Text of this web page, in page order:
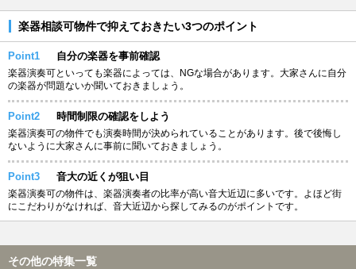
楽器相談可物件で抑えておきたい3つのポイント
Point1 自分の楽器を事前確認
楽器演奏可といっても楽器によっては、NGな場合があります。大家さんに自分
の楽器が問題ないか聞いておきましょう。
Point2 時間制限の確認をしよう
楽器演奏可の物件でも演奏時間が決められていることがあります。後で後悔し
ないように大家さんに事前に聞いておきましょう。
Point3 音大の近くが狙い目
楽器演奏可の物件は、楽器演奏者の比率が高い音大近辺に多いです。よほど街
にこだわりがなければ、音大近辺から探してみるのがポイントです。
その他の特集一覧